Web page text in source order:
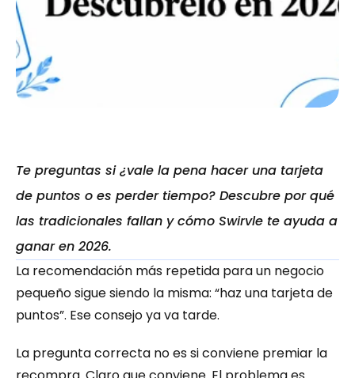
Te preguntas si ¿vale la pena hacer una tarjeta
de puntos o es perder tiempo? Descubre por qué
las tradicionales fallan y cómo Swirvle te ayuda a
ganar en 2026.
La recomendación más repetida para un negocio
pequeño sigue siendo la misma: “haz una tarjeta de
puntos”. Ese consejo ya va tarde.
La pregunta correcta no es si conviene premiar la